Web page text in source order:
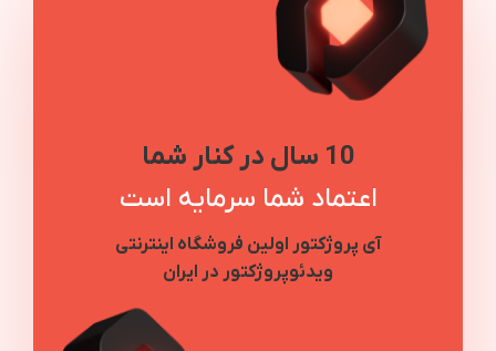
10 سال در کنار شما
اعتماد شما سرمایه است
آی پروژکتور اولین فروشگاه اینترنتی
ویدئوپروژکتور در ایران